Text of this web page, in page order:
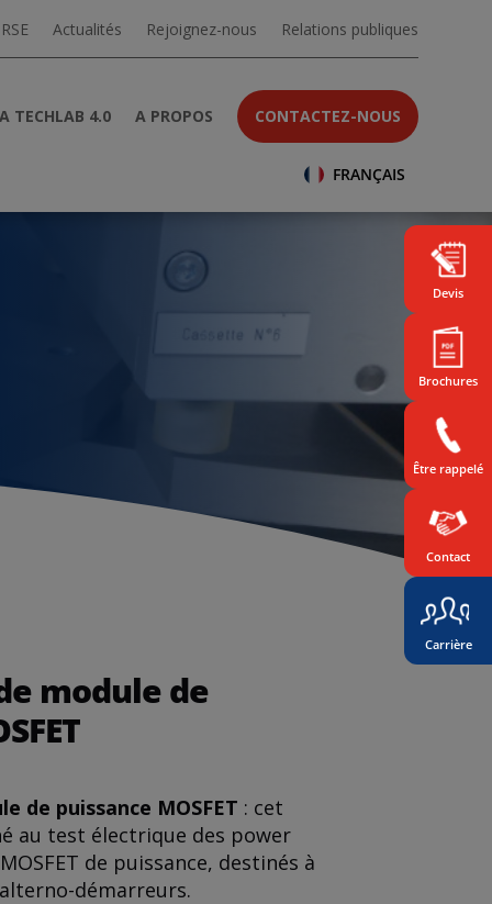
Actualités Rejoignez-nous Relations publiques
TECHLAB 4.0 A PROPOS CONTACTEZ-NOUS
FRANÇAIS
module de
de puissance MOSFET : cet
au test électrique des power
de puissance, destinés à
démarreurs.
Devis
Brochures
Être rappelé
Contact
Carrière